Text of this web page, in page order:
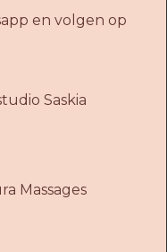
en volgen op
Saskia
Massages